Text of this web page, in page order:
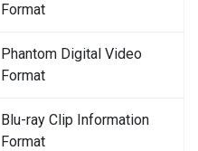
Format
Phantom Digital Video
Format
Blu-ray Clip Information
Format